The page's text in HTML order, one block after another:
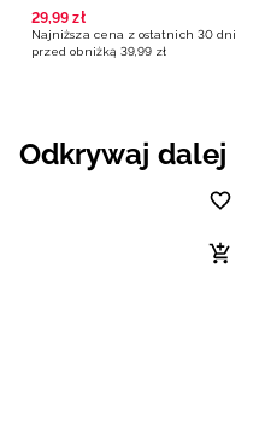
29,99 zł
Najniższa cena z ostatnich 30 dni
przed obniżką 39,99 zł
Odkrywaj dalej